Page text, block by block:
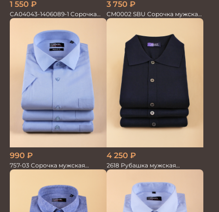
1 550 ₽
CA04043-1406089-1 Сорочка
мужская
3 750 ₽
CM0002 SBU Сорочка мужская
голубая
990 ₽
757-03 Сорочка мужская
кор.рукав
4 250 ₽
2618 Рубашка мужская
кор.рукав трикотажная т.син.
100%хлопок